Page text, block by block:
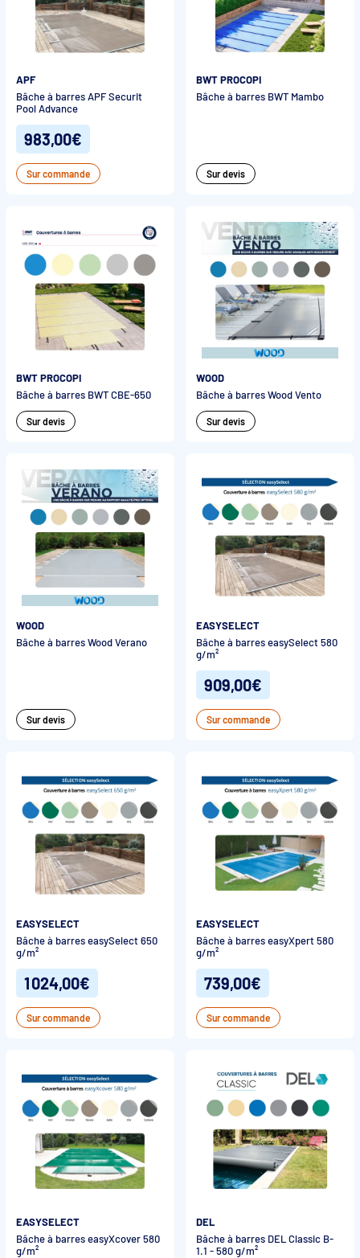
APF
Bâche à barres APF Securit
Pool Advance
983,00€
Sur commande
BWT PROCOPI
Bâche à barres BWT Mambo
Sur devis
BWT PROCOPI
Bâche à barres BWT CBE-650
Sur devis
WOOD
Bâche à barres Wood Vento
Sur devis
WOOD
Bâche à barres Wood Verano
Sur devis
EASYSELECT
Bâche à barres easySelect 580
g/m²
909,00€
Sur commande
EASYSELECT
Bâche à barres easySelect 650
g/m²
1 024,00€
Sur commande
EASYSELECT
Bâche à barres easyXpert 580
g/m²
739,00€
Sur commande
EASYSELECT
Bâche à barres easyXcover 580
g/m²
DEL
Bâche à barres DEL Classic B-
1.1 - 580 g/m²